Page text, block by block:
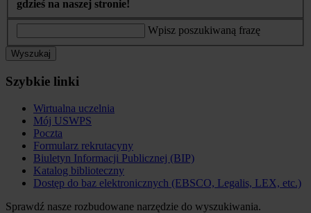
gdzieś na naszej stronie!
Wpisz poszukiwaną frazę
Wyszukaj
Szybkie linki
Wirtualna uczelnia
Mój USWPS
Poczta
Formularz rekrutacyny
Biuletyn Informacji Publicznej (BIP)
Katalog biblioteczny
Dostęp do baz elektronicznych (EBSCO, Legalis, LEX, etc.)
Sprawdź nasze rozbudowane narzędzie do wyszukiwania.